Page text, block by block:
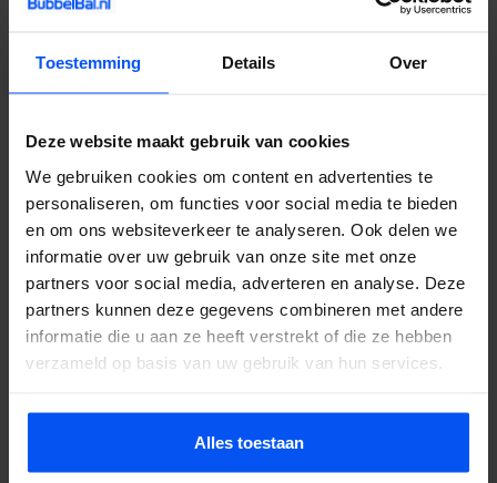
Toestemming Details Over
Deze website maakt gebruik van cookies
We gebruiken cookies om content en advertenties te
personaliseren, om functies voor social media te bieden
en om ons websiteverkeer te analyseren. Ook delen we
informatie over uw gebruik van onze site met onze
partners voor social media, adverteren en analyse. Deze
partners kunnen deze gegevens combineren met andere
informatie die u aan ze heeft verstrekt of die ze hebben
verzameld op basis van uw gebruik van hun services.
Alles toestaan
bij onweer of zware storm. Onze spelleiders zijn getraind om bij
rest. Wil je eerst weten wat het kost? Vraag een offerte aan, je
hoort binnen 24 uur van ons.
Veelgestelde vragen
Doet bubbelbal pijn?
Nee. De opblaasbare ballen beschermen je lichaam volledig. Je
Hangt af van groepsgrootte, duur en locatie. Neem contact op